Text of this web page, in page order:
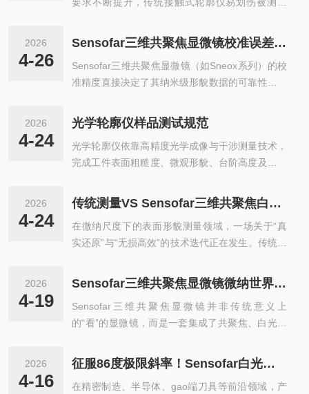
道“微米级”的保险。一、微Bump检查：为何成为
度芯片互连的核心结构，其高度与共面性直接决定
而，在最终测试时，传统的接...
求。白光干涉仪以非接触测量、高精度、快速成
像、三维全域表征等特点，成为微观表面形貌、粗
糙度、台阶高度、面形误差检测的主流设备，掌握
其性能优势与选型逻辑，对合理配置检测设备至关
谱光源，相干长度短。白光干涉仪通过分光光路将
标准镜面参考光发生干涉；仅在光程差接近零时产
生...
2026
4-26
Sensofar三维共聚焦显微镜校准误差溯源与规避指南
Sensofar三维共聚焦显微镜（如Sneox系列）的校
准精度直接决定了其纳米级形貌数据的可靠性。误
操作流程共同作用的结果。只有系统性地识别并控
制这些误差源，才能确保测量结果符合ISO25178
等国际标准，满足科研与工业质控的严苛要求。
一、环境稳定性误差：校准的“隐形杀手”1.误差机
振动极度敏感。环境温度偏离20℃标准或存在瞬时
漂移；外部...
2026
4-24
光学轮廓仪样品测试规范
光学轮廓仪依靠高精度光学成像与干涉测量技术，
完成工件表面粗糙度、微观形貌、台阶高度及三维
保护仪器镜头，保证数据重复性与准确性。一、样
品前期准备规范样品表面保持洁净，去除粉尘、油
污、水渍、毛刺及加工碎屑，防止杂质遮挡测量区
域、划伤光学镜头。软质材料、易划伤工件需轻拿
貌数据。不规则样品提前做好支撑定位，保证放置
境规范测试区域保持平稳，远离震动、气流、...
2026
4-24
传统测量VS Sensofar三维共聚焦白光干涉仪：微观世界的精准之争
在微纳尺度下的表面形貌测量领域，一场关于“真
实还原”与“无损高效”的技术迭代正在发生。传统接
白光干涉仪，代表了两种截然不同的测量哲学。前
者基于经典的机械接触原理，后者则依托光学物理
与智能算法的融合。这场精准之争，实则是工业检
测从“经验依赖”向“数据驱动”的必然跨越。一、原
量：以“点”窥面的局限性传统接触式轮廓仪依赖金
2026
4-19
Sensofar三维共聚焦显微镜微纳世界的“全能测绘师”
Sensofar三维共聚焦显微镜并非传统意义上
的“看”的显微镜，而是一套集成了共聚焦、白光干
轮廓仪。它通过高精度的光学层切与三维重建，在
微纳米尺度上实现了从“观察形貌”到“量化特征”的
跨越，是半导体、精密制造及新材料研发中至关重
2026
4-16
征服86度极限斜率！Sensofar白光干涉仪如何实现“一眼看穿”复杂形貌？
在精密制造、半导体、gao端刀具等前沿领域，产